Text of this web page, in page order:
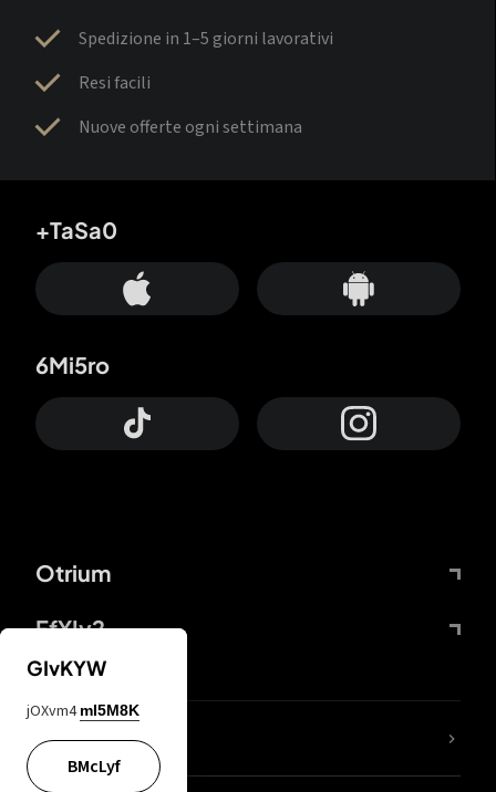
Spedizione in 1–5 giorni lavorativi
Resi facili
Nuove offerte ogni settimana
Otrium
FfYIy2
+TaSa0
6Mi5ro
Lj7sBL
GIvKYW
jOXvm4 mI5M8K
BMcLyf